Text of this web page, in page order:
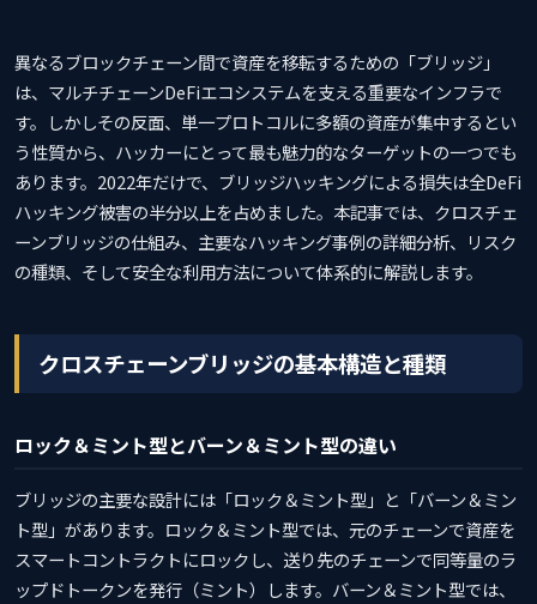
異なるブロックチェーン間で資産を移転するための「ブリッジ」
は、マルチチェーンDeFiエコシステムを支える重要なインフラで
す。しかしその反面、単一プロトコルに多額の資産が集中するとい
う性質から、ハッカーにとって最も魅力的なターゲットの一つでも
あります。2022年だけで、ブリッジハッキングによる損失は全DeFi
ハッキング被害の半分以上を占めました。本記事では、クロスチェ
ーンブリッジの仕組み、主要なハッキング事例の詳細分析、リスク
の種類、そして安全な利用方法について体系的に解説します。
クロスチェーンブリッジの基本構造と種類
ロック＆ミント型とバーン＆ミント型の違い
ブリッジの主要な設計には「ロック＆ミント型」と「バーン＆ミン
ト型」があります。ロック＆ミント型では、元のチェーンで資産を
スマートコントラクトにロックし、送り先のチェーンで同等量のラ
ップドトークンを発行（ミント）します。バーン＆ミント型では、